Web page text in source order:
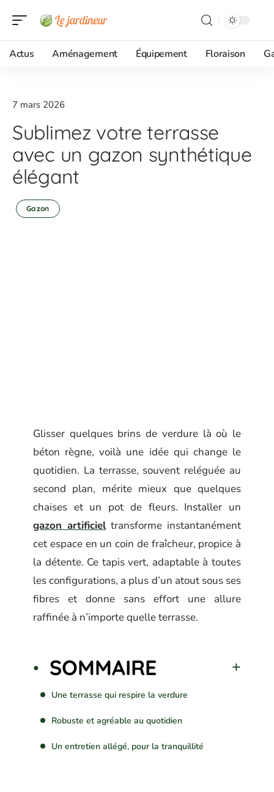
Actus Aménagement Équipement Floraison
7 mars 2026
Sublimez votre terrasse
avec un gazon synthétique
élégant
Gazon
Glisser quelques brins de verdure là où le
béton règne, voilà une idée qui change le
quotidien. La terrasse, souvent reléguée au
second plan, mérite mieux que quelques
chaises et un pot de fleurs. Installer un
gazon artificieltransforme instantanément
cet espace en un coin de fraîcheur, propice à
la détente. Ce tapis vert, adaptable à toutes
les configurations, a plus d’un atout sous ses
fibres et donne sans effort une allure
raffinée à n’importe quelle terrasse.
SOMMAIRE
Une terrasse qui respire la verdure
Robuste et agréable au quotidien
Un entretien allégé, pour la tranquillité